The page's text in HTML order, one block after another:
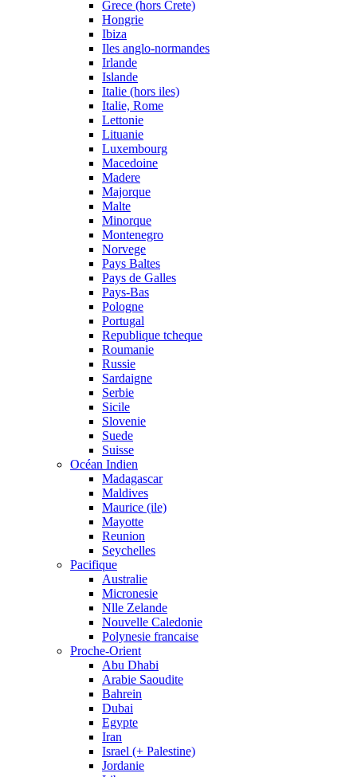
Grece (hors Crete)
Hongrie
Ibiza
Iles anglo-normandes
Irlande
Islande
Italie (hors iles)
Italie, Rome
Lettonie
Lituanie
Luxembourg
Macedoine
Madere
Majorque
Malte
Minorque
Montenegro
Norvege
Pays Baltes
Pays de Galles
Pays-Bas
Pologne
Portugal
Republique tcheque
Roumanie
Russie
Sardaigne
Serbie
Sicile
Slovenie
Suede
Suisse
Océan Indien
Madagascar
Maldives
Maurice (ile)
Mayotte
Reunion
Seychelles
Pacifique
Australie
Micronesie
Nlle Zelande
Nouvelle Caledonie
Polynesie francaise
Proche-Orient
Abu Dhabi
Arabie Saoudite
Bahrein
Dubai
Egypte
Iran
Israel (+ Palestine)
Jordanie